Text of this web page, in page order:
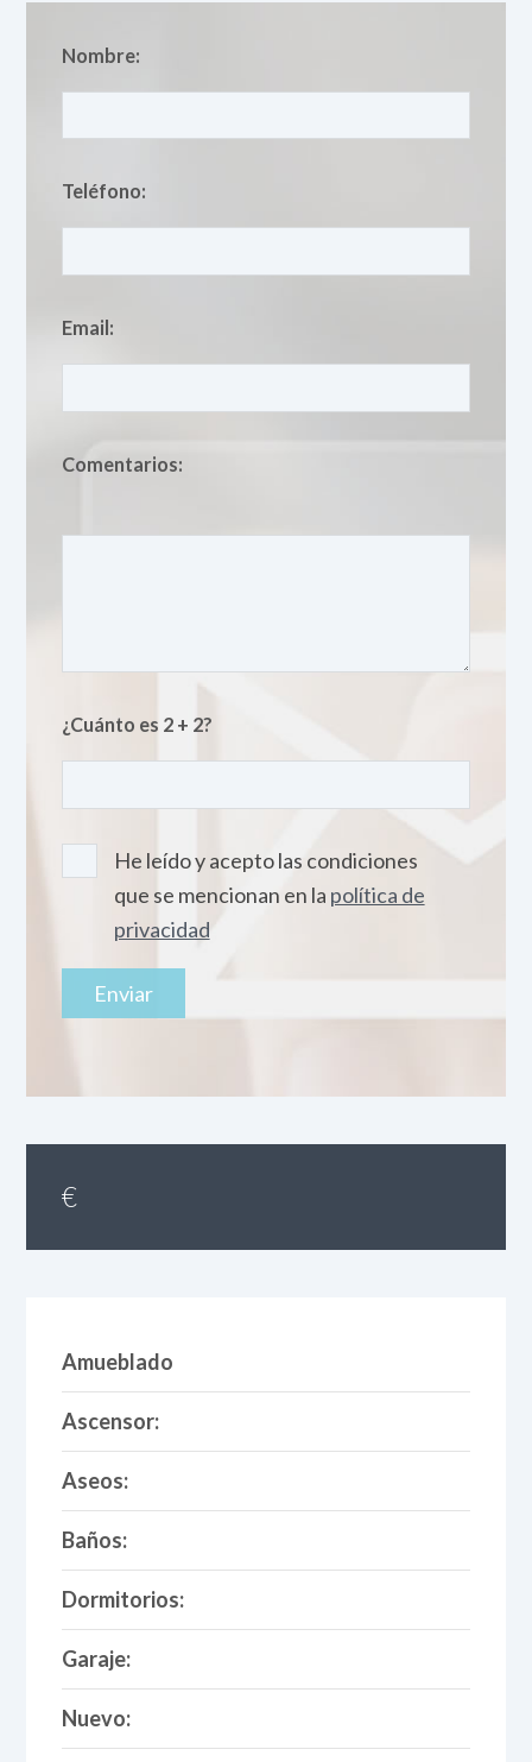
Nombre:
Teléfono:
Email:
Comentarios:
¿Cuánto es 2 + 2?
He leído y acepto las condiciones
que se mencionan en la política de
privacidad
€
Amueblado
Ascensor:
Aseos:
Baños:
Dormitorios:
Garaje:
Nuevo: